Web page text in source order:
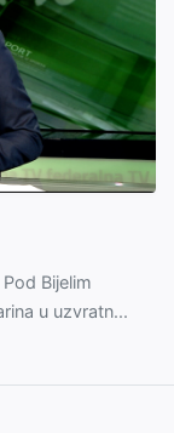
Bijelim
u uzvratn...